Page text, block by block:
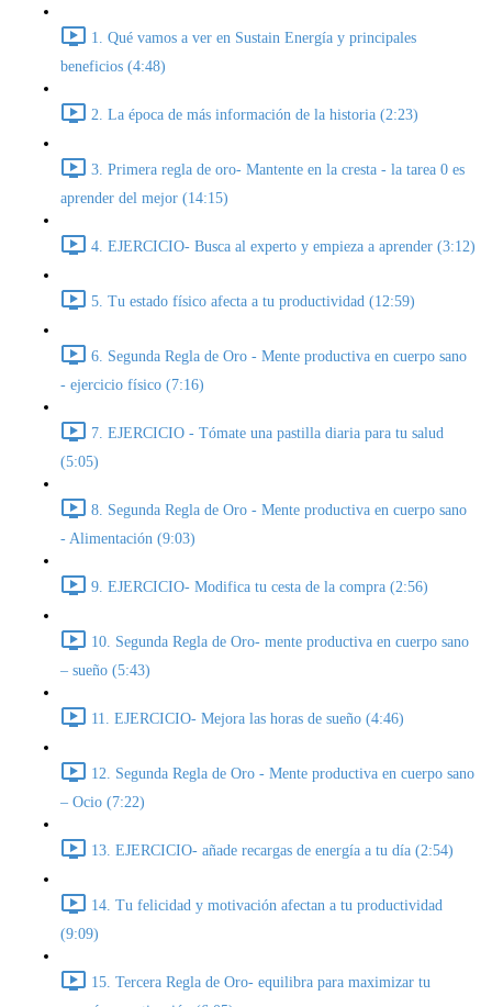
1. Qué vamos a ver en Sustain Energía y principales
beneficios (4:48)
2. La época de más información de la historia (2:23)
3. Primera regla de oro- Mantente en la cresta - la tarea 0 es
aprender del mejor (14:15)
4. EJERCICIO- Busca al experto y empieza a aprender (3:12)
5. Tu estado físico afecta a tu productividad (12:59)
6. Segunda Regla de Oro - Mente productiva en cuerpo sano
- ejercicio físico (7:16)
7. EJERCICIO - Tómate una pastilla diaria para tu salud
(5:05)
8. Segunda Regla de Oro - Mente productiva en cuerpo sano
- Alimentación (9:03)
9. EJERCICIO- Modifica tu cesta de la compra (2:56)
10. Segunda Regla de Oro- mente productiva en cuerpo sano
– sueño (5:43)
11. EJERCICIO- Mejora las horas de sueño (4:46)
12. Segunda Regla de Oro - Mente productiva en cuerpo sano
– Ocio (7:22)
13. EJERCICIO- añade recargas de energía a tu día (2:54)
14. Tu felicidad y motivación afectan a tu productividad
(9:09)
15. Tercera Regla de Oro- equilibra para maximizar tu